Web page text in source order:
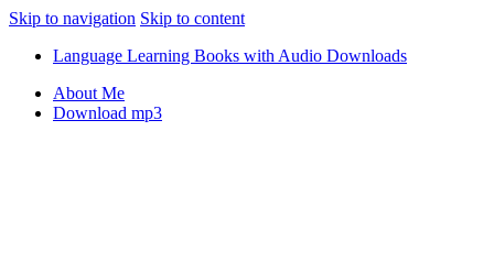
Skip to navigation Skip to content
Language Learning Books with Audio Downloads
About Me
Download mp3